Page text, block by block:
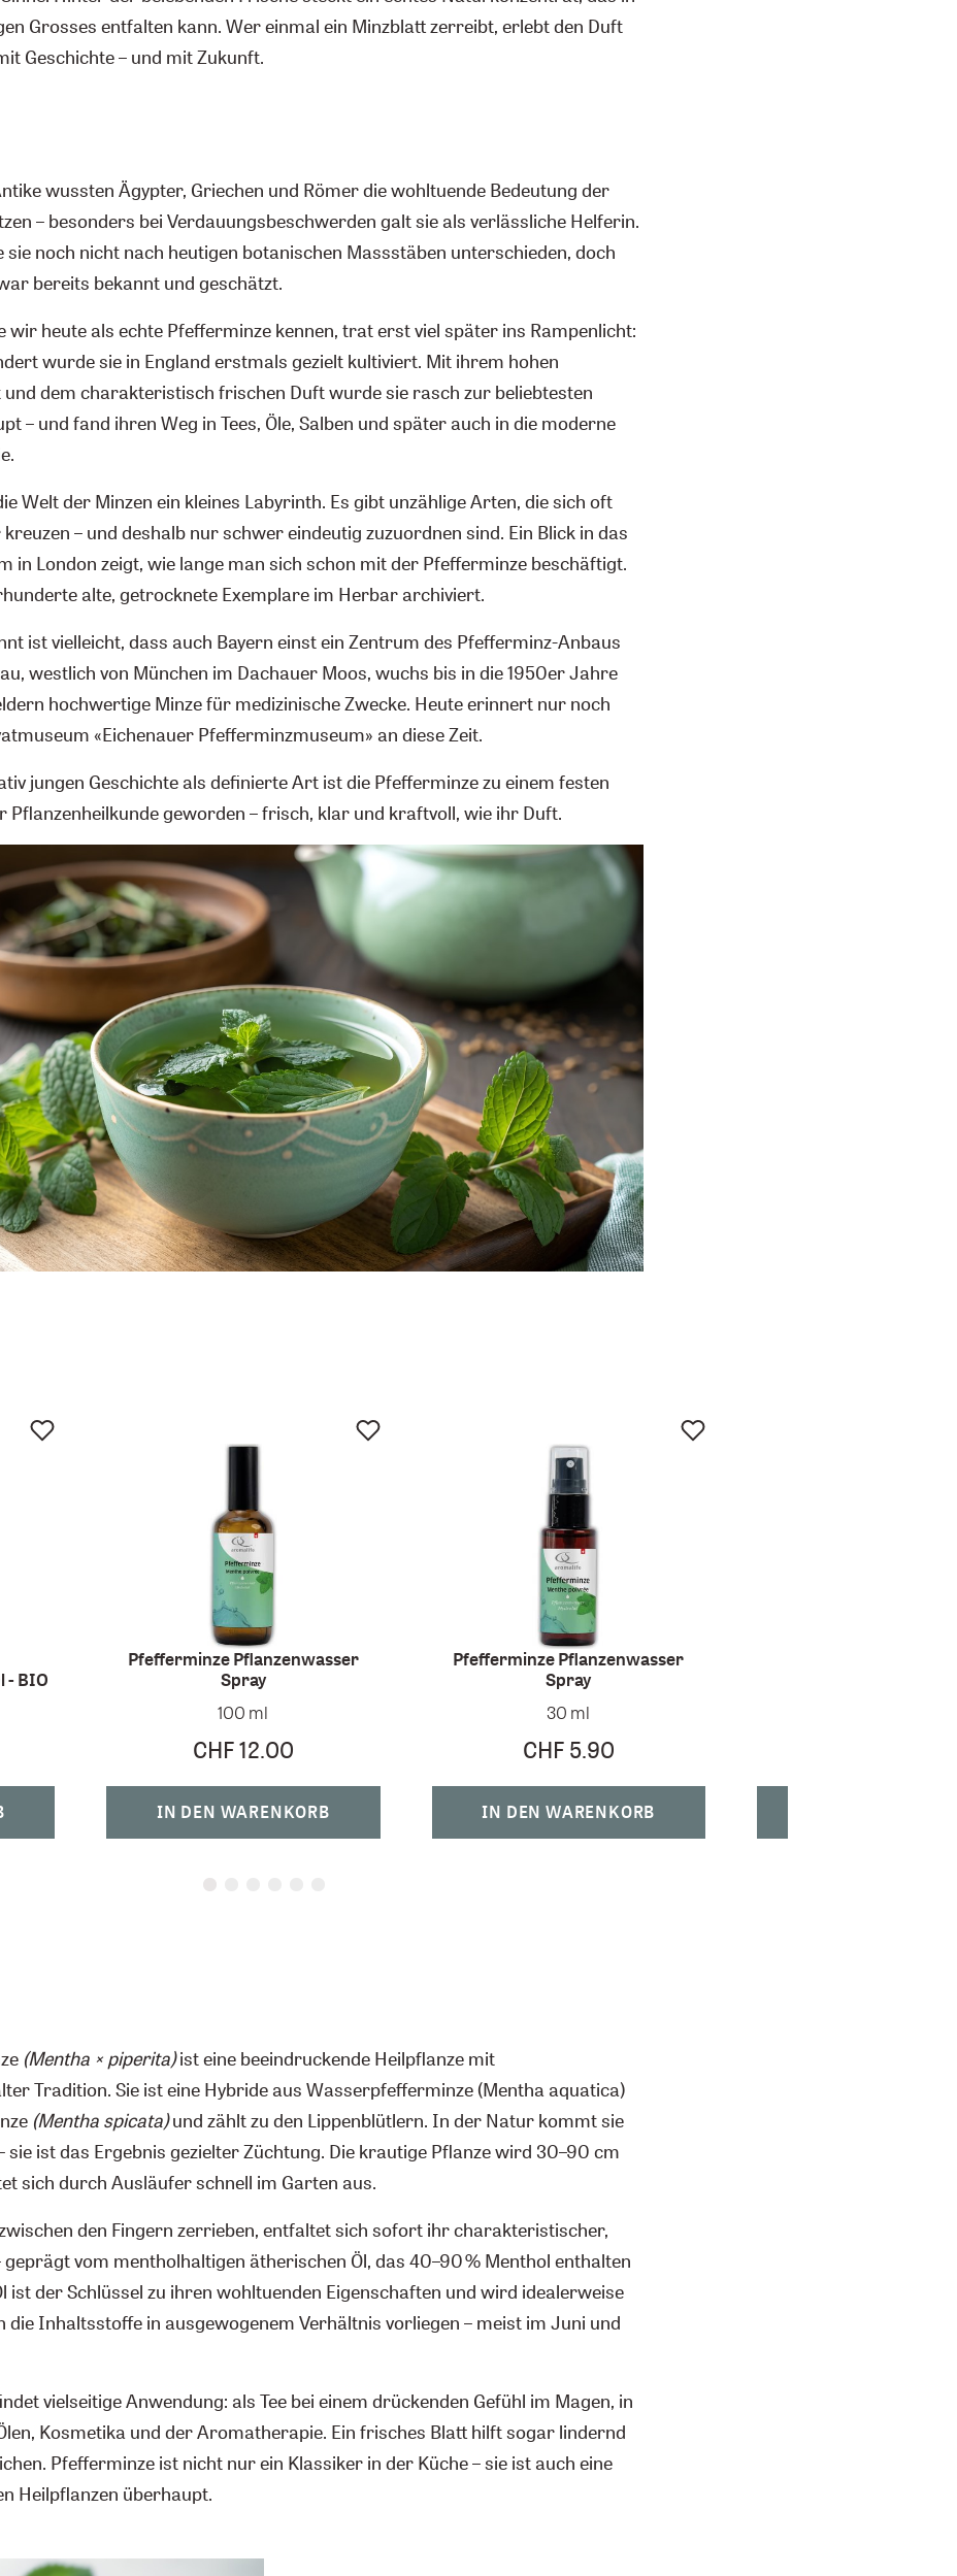
Grosses entfalten kann. Wer einmal ein Minzblatt zerreibt, erlebt den Duft
Geschichte – und mit Zukunft.
wussten Ägypter, Griechen und Römer die wohltuende Bedeutung der
– besonders bei Verdauungsbeschwerden galt sie als verlässliche Helferin.
sie noch nicht nach heutigen botanischen Massstäben unterschieden, doch
bereits bekannt und geschätzt.
wir heute als echte Pfefferminze kennen, trat erst viel später ins Rampenlicht:
wurde sie in England erstmals gezielt kultiviert. Mit ihrem hohen
dem charakteristisch frischen Duft wurde sie rasch zur beliebtesten
– und fand ihren Weg in Tees, Öle, Salben und später auch in die moderne
Welt der Minzen ein kleines Labyrinth. Es gibt unzählige Arten, die sich oft
– und deshalb nur schwer eindeutig zuzuordnen sind. Ein Blick in das
in London zeigt, wie lange man sich schon mit der Pfefferminze beschäftigt.
alte, getrocknete Exemplare im Herbar archiviert.
ist vielleicht, dass auch Bayern einst ein Zentrum des Pfefferminz-Anbaus
westlich von München im Dachauer Moos, wuchs bis in die 1950er Jahre
hochwertige Minze für medizinische Zwecke. Heute erinnert nur noch
«Eichenauer Pfefferminzmuseum» an diese Zeit.
jungen Geschichte als definierte Art ist die Pfefferminze zu einem festen
Pflanzenheilkunde geworden – frisch, klar und kraftvoll, wie ihr Duft.
- BIO
Pfefferminze Pflanzenwasser
Spray
100 ml
CHF 12.00
IN DEN WARENKORB
Pfefferminze Pflanzenwasser
Spray
30 ml
CHF 5.90
IN DEN WARENKORB
(Mentha × piperita)ist eine beeindruckende Heilpflanze mit
Tradition. Sie ist eine Hybride aus Wasserpfefferminze (Mentha aquatica)
(Mentha spicata)und zählt zu den Lippenblütlern. In der Natur kommt sie
sie ist das Ergebnis gezielter Züchtung. Die krautige Pflanze wird 30–90 cm
sich durch Ausläufer schnell im Garten aus.
den Fingern zerrieben, entfaltet sich sofort ihr charakteristischer,
vom mentholhaltigen ätherischen Öl, das 40–90 % Menthol enthalten
ist der Schlüssel zu ihren wohltuenden Eigenschaften und wird idealerweise
die Inhaltsstoffe in ausgewogenem Verhältnis vorliegen – meist im Juni und
vielseitige Anwendung: als Tee bei einem drückenden Gefühl im Magen, in
Kosmetika und der Aromatherapie. Ein frisches Blatt hilft sogar lindernd
Pfefferminze ist nicht nur ein Klassiker in der Küche – sie ist auch eine
Heilpflanzen überhaupt.